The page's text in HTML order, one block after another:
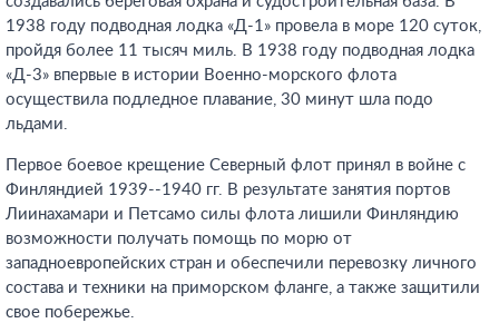
1938 году подводная лодка «Д-1» провела в море 120 суток,
пройдя более 11 тысяч миль. В 1938 году подводная лодка
«Д-3» впервые в истории Военно-морского флота
осуществила подледное плавание, 30 минут шла подо
льдами.
Первое боевое крещение Северный флот принял в войне с
Финляндией 1939--1940 гг. В результате занятия портов
Лиинахамари и Петсамо силы флота лишили Финляндию
возможности получать помощь по морю от
западноевропейских стран и обеспечили перевозку личного
состава и техники на приморском фланге, а также защитили
свое побережье.